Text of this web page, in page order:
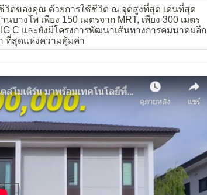
วิตของคุณ ด้วยการใช้ชีวิต ณ จุดสูงที่สุด เด่นที่สุด
บางโพ เพียง 150 เมตรจาก MRT, เพียง 300 เมตร
C และยังมีโครงการพัฒนาเส้นทางการคมนาคมอีก
ที่สุดแห่งความคุ้มค่า